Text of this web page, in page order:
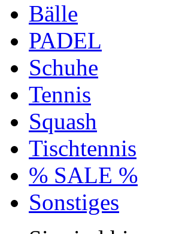
Bälle
PADEL
Schuhe
Tennis
Squash
Tischtennis
% SALE %
Sonstiges